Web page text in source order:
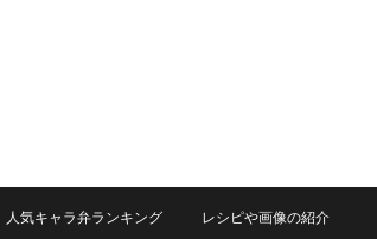
人気キャラ弁ランキング レシピや画像の紹介